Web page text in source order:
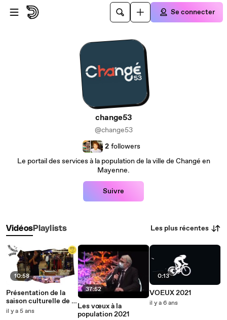
Passer au contenu principal
Se connecter
change53
@change53
2 followers
Le portail des services à la population de la ville de Changé en
Mayenne.
Suivre
VidéosPlaylists Les plus récentes
10:58
Présentation de la
saison culturelle de la
ville de Changé
il y a 5 ans
37:52
Les vœux à la
population 2021
0:13
VOEUX 2021
il y a 6 ans